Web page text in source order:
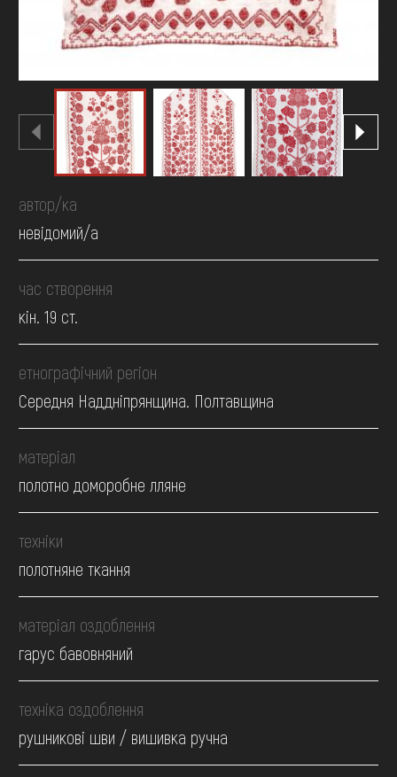
автор/ка
невідомий/а
час створення
кін. 19 ст.
етнографічний регіон
Середня Наддніпрянщина. Полтавщина
матеріал
полотно доморобне лляне
техніки
полотняне ткання
матеріал оздоблення
гарус бавовняний
техніка оздоблення
рушникові шви / вишивка ручна